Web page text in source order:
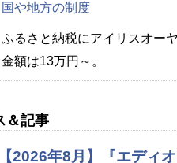
国や地方の制度
ふるさと納税にアイリスオー
金額は13万円～。
＆記事
【2026年8月】『エディ